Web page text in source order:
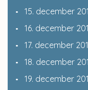
15. december
16. december
17. december
18. december
19. december